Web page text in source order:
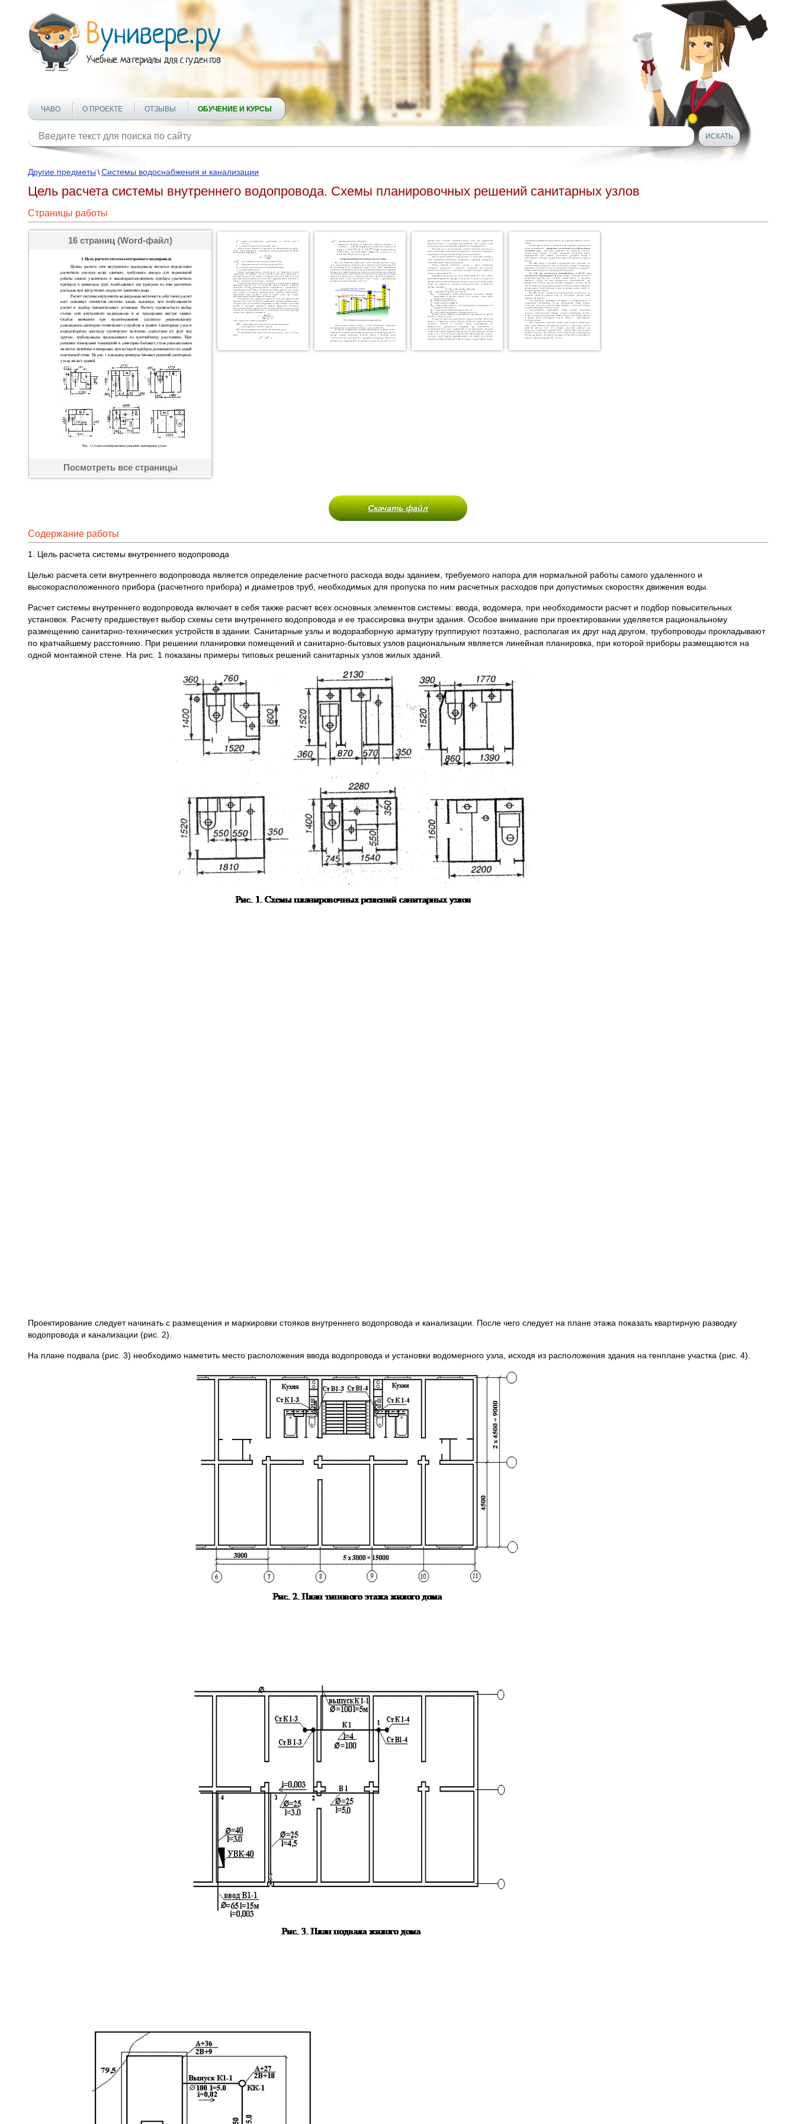
ЧАВО О ПРОЕКТЕ ОТЗЫВЫ ОБУЧЕНИЕ И КУРСЫ
Другие предметы \Системы водоснабжения и канализации
Цель расчета системы внутреннего водопровода. Схемы планировочных решений санитарных узлов
Страницы работы
16 страниц (Word-файл)
Посмотреть все страницы
Скачать файл
Содержание работы
1. Цель расчета системы внутреннего водопровода
Целью расчета сети внутреннего водопровода является определение расчетного расхода воды зданием, требуемого напора для нормальной работы самого удаленного и
высокорасположенного прибора (расчетного прибора) и диаметров труб, необходимых для пропуска по ним расчетных расходов при допустимых скоростях движения воды.
Расчет системы внутреннего водопровода включает в себя также расчет всех основных элементов системы: ввода, водомера, при необходимости расчет и подбор повысительных
установок. Расчету предшествует выбор схемы сети внутреннего водопровода и ее трассировка внутри здания. Особое внимание при проектировании уделяется рациональному
размещению санитарно‑технических устройств в здании. Санитарные узлы и водоразборную арматуру группируют поэтажно, располагая их друг над другом, трубопроводы прокладывают
по кратчайшему расстоянию. При решении планировки помещений и санитарно‑бытовых узлов рациональным является линейная планировка, при которой приборы размещаются на
одной монтажной стене. На рис. 1 показаны примеры типовых решений санитарных узлов жилых зданий.
Проектирование следует начинать с размещения и маркировки стояков внутреннего водопровода и канализации. После чего следует на плане этажа показать квартирную разводку
водопровода и канализации (рис. 2).
На плане подвала (рис. 3) необходимо наметить место расположения ввода водопровода и установки водомерного узла, исходя из расположения здания на генплане участка (рис. 4).